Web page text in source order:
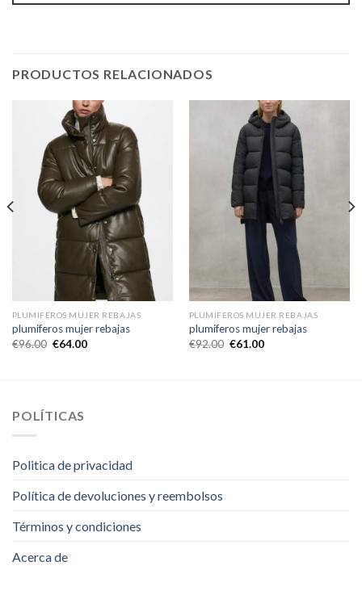
PRODUCTOS RELACIONADOS
PLUMIFEROS MUJER REBAJAS
plumiferos mujer rebajas
€96.00 €64.00
PLUMIFEROS MUJER REBAJAS
plumiferos mujer rebajas
€92.00 €61.00
POLÍTICAS
Politica de privacidad
Política de devoluciones y reembolsos
Términos y condiciones
Acerca de